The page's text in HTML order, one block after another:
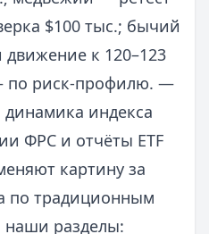
$100 тыс.; бычий
к 120–123
по риск-профилю. —
индекса
ФРС и отчёты ETF
картину за
по традиционным
наши разделы: